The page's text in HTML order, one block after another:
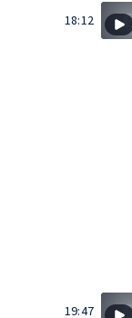
18:12
19:47